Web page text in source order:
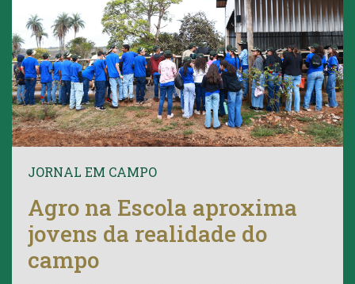
JORNAL EM CAMPO
Agro na Escola aproxima
jovens da realidade do
campo